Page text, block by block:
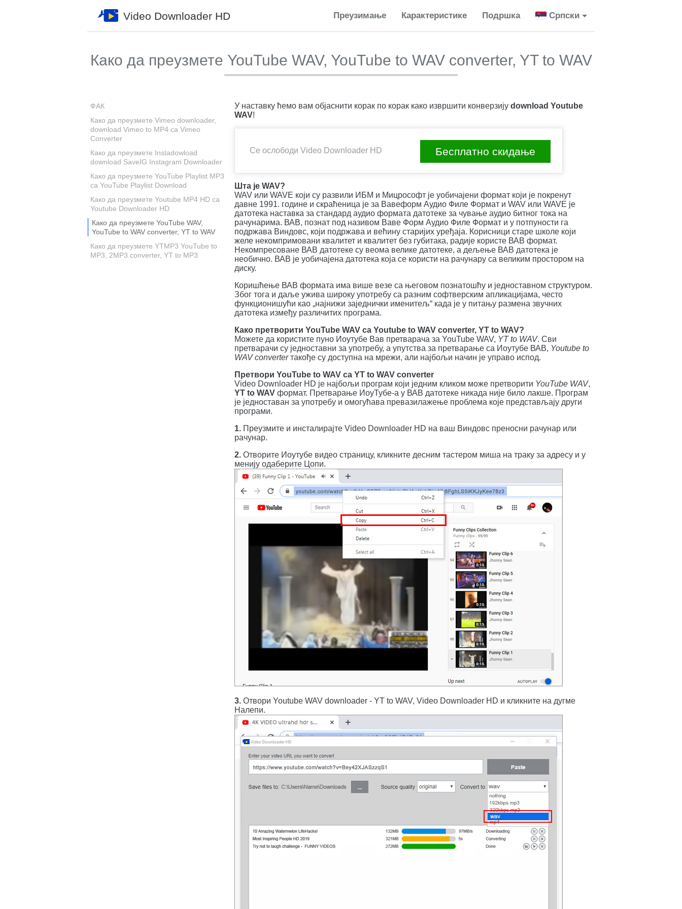
Video Downloader HD Преузимање Карактеристике Подршка Српски
Како да преузмете YouTube WAV, YouTube to WAV converter, YT to WAV
ФАК
Како да преузмете Vimeo downloader,
download Vimeo to MP4 са Vimeo
Converter
Како да преузмете Instadowload
download SaveIG Instagram Downloader
Како да преузмете YouTube Playlist MP3
са YouTube Playlist Download
Како да преузмете Youtube MP4 HD са
Youtube Downloader HD
Како да преузмете YouTube WAV,
YouTube to WAV converter, YT to WAV
Како да преузмете YTMP3 YouTube to
MP3, 2MP3 converter, YT to MP3
У наставку ћемо вам објаснити корак по корак како извршити конверзију download Youtube
WAV!
Се ослободи Video Downloader HD Бесплатно скидање
Шта је WAV?
WAV или WAVE који су развили ИБМ и Мицрософт је уобичајени формат који је покренут
давне 1991. године и скраћеница је за Вавеформ Аудио Филе Формат и WAV или WAVE је
датотека наставка за стандард аудио формата датотеке за чување аудио битног тока на
рачунарима. ВАВ, познат под називом Ваве Форм Аудио Филе Формат и у потпуности га
подржава Виндовс, који подржава и већину старијих уређаја. Корисници старе школе који
желе некомпримовани квалитет и квалитет без губитака, радије користе ВАВ формат.
Некомпресоване ВАВ датотеке су веома велике датотеке, а дељење ВАВ датотека је
необично. ВАВ је уобичајена датотека која се користи на рачунару са великим простором на
диску.
Коришћење ВАВ формата има више везе са његовом познатошћу и једноставном структуром.
Због тога и даље ужива широку употребу са разним софтверским апликацијама, често
функционишући као „најнижи заједнички именитељ“ када је у питању размена звучних
датотека између различитих програма.
Како претворити YouTube WAV са Youtube to WAV converter, YT to WAV?
Можете да користите пуно Иоутубе Вав претварача за YouTube WAV, YT to WAV. Сви
претварачи су једноставни за употребу, а упутства за претварање са Иоутубе ВАВ, Youtube to
WAV converterтакође су доступна на мрежи, али најбољи начин је управо испод.
Претвори YouTube to WAV са YT to WAV converter
Video Downloader HD је најбољи програм који једним кликом може претворити YouTube WAV,
YT to WAV формат. Претварање ИоуТубе-а у ВАВ датотеке никада није било лакше. Програм
је једноставан за употребу и омогућава превазилажење проблема које представљају други
програми.
1. Преузмите и инсталирајте Video Downloader HD на ваш Виндовс преносни рачунар или
рачунар.
2. Отворите Иоутубе видео страницу, кликните десним тастером миша на траку за адресу и у
менију одаберите Цопи.
3. Отвори Youtube WAV downloader - YT to WAV, Video Downloader HD и кликните на дугме
Налепи.